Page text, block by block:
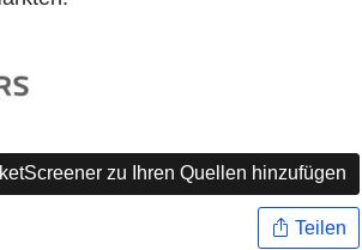
zu Ihren Quellen hinzufügen
Teilen